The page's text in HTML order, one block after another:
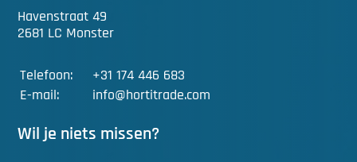
Havenstraat 49
2681 LC Monster
Telefoon:
+31 174 446 683
E-mail:
info@hortitrade.com
Wil je niets missen?